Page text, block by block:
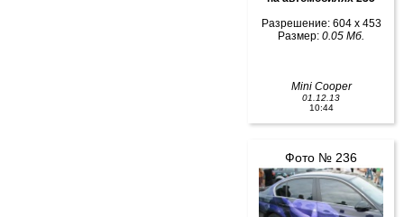
Разрешение: 604 x 453
Размер: 0.05 Мб.
Mini Cooper
01.12.13
10:44
Фото № 236